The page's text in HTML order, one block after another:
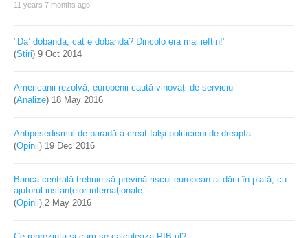
11 years 7 months ago
"Da’ dobanda, cat e dobanda? Dincolo era mai ieftin!"
(Stiri) 9 Oct 2014
Americanii rezolvă, europenii caută vinovați de serviciu
(Analize) 18 May 2016
Antipesedismul de paradă a creat falşi politicieni de dreapta
(Opinii) 19 Dec 2016
Banca centrală trebuie să prevină riscul european al dării în plată, cu
ajutorul instanţelor internaţionale
(Opinii) 2 May 2016